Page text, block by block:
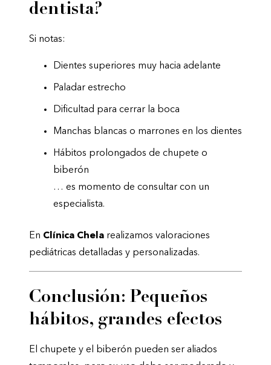
dentista?
Si notas:
Dientes superiores muy hacia adelante
Paladar estrecho
Dificultad para cerrar la boca
Manchas blancas o marrones en los dientes
Hábitos prolongados de chupete o
biberón
… es momento de consultar con un
especialista.
En Clínica Chela realizamos valoraciones
pediátricas detalladas y personalizadas.
Conclusión: Pequeños
hábitos, grandes efectos
El chupete y el biberón pueden ser aliados